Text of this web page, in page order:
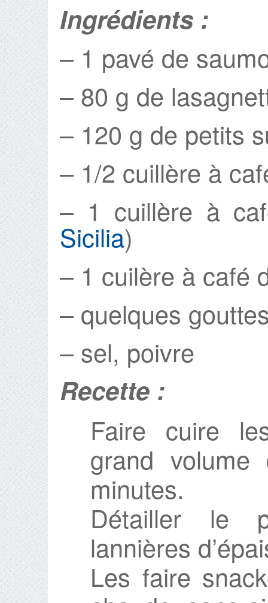
Ingrédients :
– 1 pavé de
– 80 g de
– 120 g de petits
– 1/2 cuillère à
– 1 cuillère à
Sicilia)
– 1 cuilère à café
– quelques
– sel, poivre
Recette :
Faire cuire
grand volume
minutes.
Détailler le
lannières
Les faire